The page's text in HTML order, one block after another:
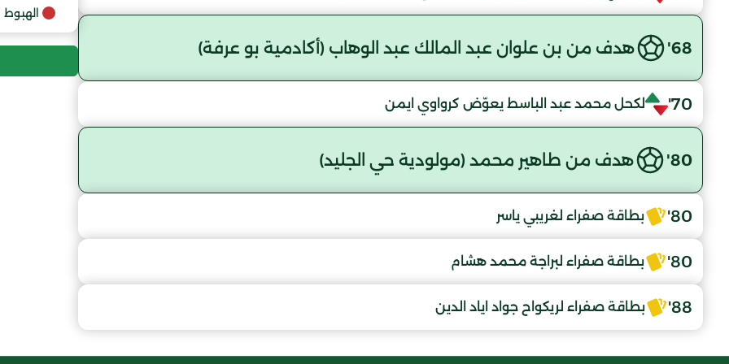
68' هدف من بن علوان عبد المالك عبد الوهاب (أكادمية بو عرفة)
70' لكحل محمد عبد الباسط يعوّض كرواوي ايمن
80' هدف من طاهير محمد (مولودية حي الجليد)
80' بطاقة صفراء لغريبي ياسر
80' بطاقة صفراء لبراجة محمد هشام
88' بطاقة صفراء لريكواح جواد اياد الدين
9 الهبوط